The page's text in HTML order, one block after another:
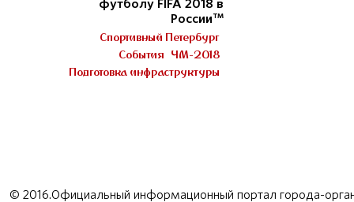
футболу FIFA 2018 в
России™
Спортивный Петербург
События ЧМ-2018
Подготовка инфраструктуры
© 2016.Официальный информационный портал города-